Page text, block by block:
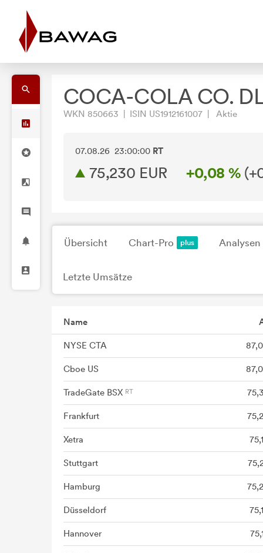
COCA-COLA CO.
WKN 850663 | ISIN US1912161007 | Aktie
07.08.26 23:00:00 RT
75,230 EUR +0,08 % (
Übersicht Chart-Pro Analysen
Letzte Umsätze
Name
NYSE CTA
Cboe US
TradeGate BSX
Frankfurt
Xetra
Stuttgart
Hamburg
Düsseldorf
Hannover